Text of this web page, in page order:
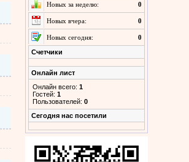
Новых за неделю: 0
Новых вчера: 0
Новых сегодня:
0
Счетчики
Онлайн лист
Онлайн всего: 1
Гостей: 1
Пользователей: 0
Cегодня нас посетили